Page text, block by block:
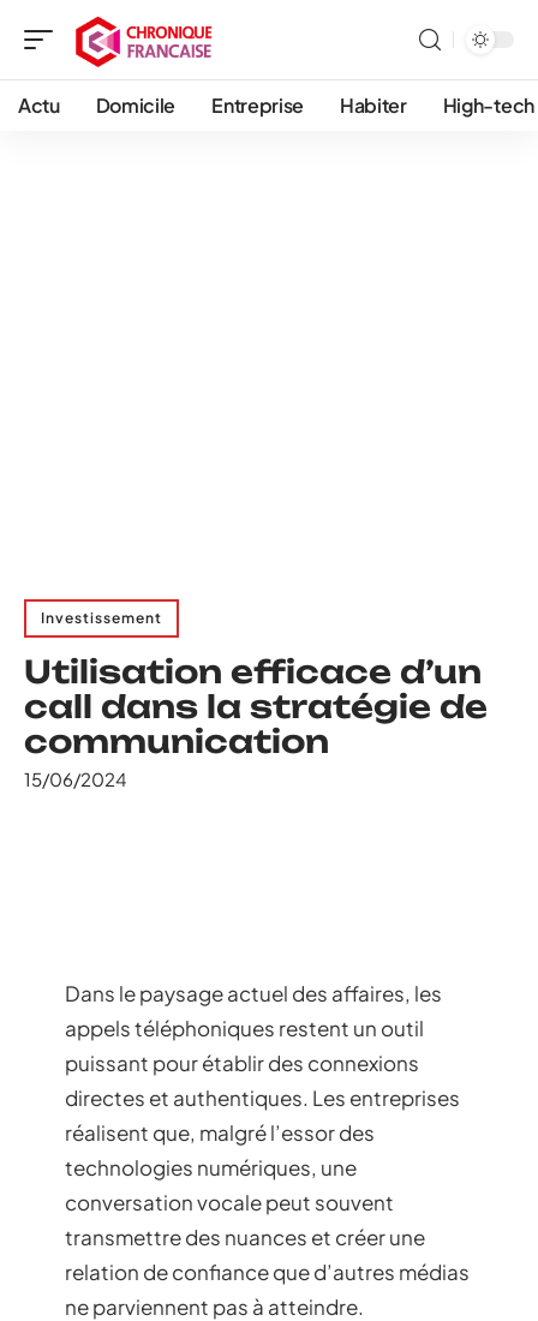
Actu Domicile Entreprise Habiter High-tech
Investissement
Utilisation efficace d’un
call dans la stratégie de
communication
15/06/2024
Dans le paysage actuel des affaires, les
appels téléphoniques restent un outil
puissant pour établir des connexions
directes et authentiques. Les entreprises
réalisent que, malgré l’essor des
technologies numériques, une
conversation vocale peut souvent
transmettre des nuances et créer une
relation de confiance que d’autres médias
ne parviennent pas à atteindre.